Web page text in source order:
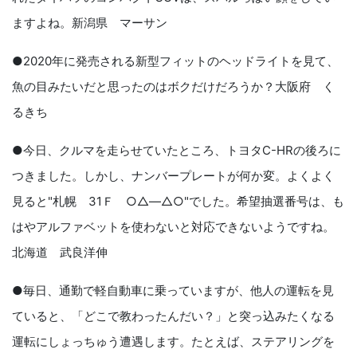
ますよね。新潟県 マーサン
●2020年に発売される新型フィットのヘッドライトを見て、
魚の目みたいだと思ったのはボクだけだろうか？大阪府 く
るきち
●今日、クルマを走らせていたところ、トヨタC-HRの後ろに
つきました。しかし、ナンバープレートが何か変。よくよく
見ると"札幌 31Ｆ ○△―△○"でした。希望抽選番号は、も
はやアルファベットを使わないと対応できないようですね。
北海道 武良洋伸
●毎日、通勤で軽自動車に乗っていますが、他人の運転を見
ていると、「どこで教わったんだい？」と突っ込みたくなる
運転にしょっちゅう遭遇します。たとえば、ステアリングを